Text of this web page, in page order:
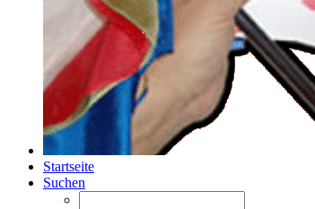
Startseite
Suchen